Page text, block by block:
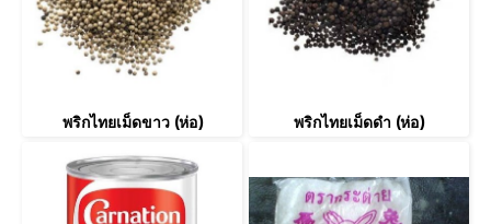
พริกไทยเม็ดขาว (ห่อ) พริกไทยเม็ดดำ (ห่อ)